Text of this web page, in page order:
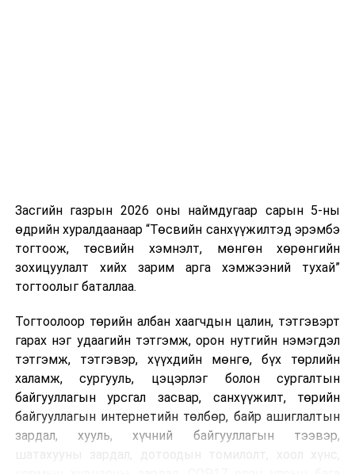
Шинэ хууль Францын зах зээлд үйлчилдэг гадаадын
дуудлагын төвүүдэд нөлөөлөхөөр байна. Тухайлбал,
Мароккогийн дуудлагын төвүүдийн орлогын 80 гаруй
хувь Францын зах зээлээс бүрддэг бөгөөд тус улсын
40–50 мянган ажлын байр эрсдэлд орж болзошгүйг
Засгийн газрын 2026 оны наймдугаар сарын 5-ны
өдрийн хуралдаанаар “Төсвийн санхүүжилтэд эрэмбэ
тогтоож, төсвийн хэмнэлт, мөнгөн хөрөнгийн
зохицуулалт хийх зарим арга хэмжээний тухай”
тогтоолыг баталлаа.
Тогтоолоор төрийн албан хаагчдын цалин, тэтгэвэрт
гарах нэг удаагийн тэтгэмж, орон нутгийн нэмэгдэл
тэтгэмж, тэтгэвэр, хүүхдийн мөнгө, бүх төрлийн
халамж, сургууль, цэцэрлэг болон сургалтын
байгууллагын урсгал засвар, санхүүжилт, төрийн
байгууллагын интернетийн төлбөр, байр ашиглалтын
зардал, хууль, хүчний байгууллагын тээвэр,